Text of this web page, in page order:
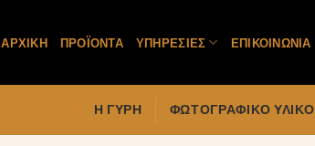
ΑΡΧΙΚΉ ΠΡΟΪΌΝΤΑ ΥΠΗΡΕΣΊΕΣ ΕΠΙΚΟΙΝΩΝΊΑ
Η ΓΎΡΗ ΦΩΤΟΓΡΑΦΙΚΌ ΥΛΙΚΌ